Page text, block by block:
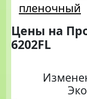
пленочный
Цены на
6202FL